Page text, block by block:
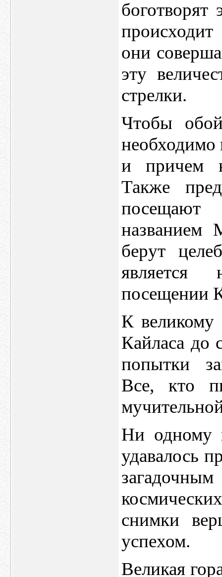
боготворят
они
эту
стрелки.
Чтобы
необходимо
и причем
Также
посещают
названием
берут
является
посещении
К великому
Кайласа до
попытки
Все, кто
Ни одному
удавалось
снимки
успехом.
Великая